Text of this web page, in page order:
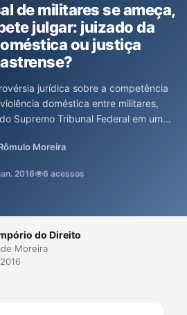
de militares se ameça,
julgar: juizado da
ou justiça
jurídica sobre a competência
doméstica entre militares,
Supremo Tribunal Federal em um
O autor argumenta que a Justiça
interesses das Forças Armadas,
Moreira
2016 6 acessos
do Direito
Moreira